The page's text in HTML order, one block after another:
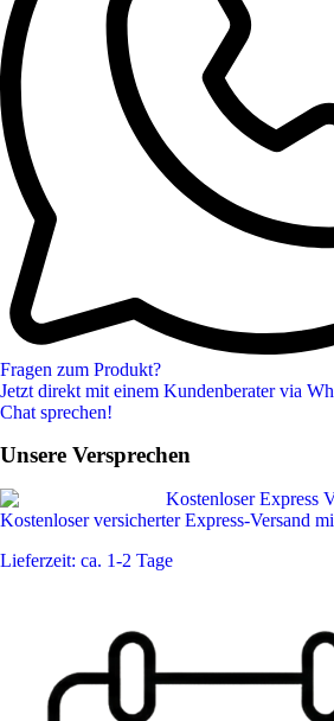
Fragen zum Produkt?
Jetzt direkt mit einem Kundenberater via
Chat sprechen!
Unsere Versprechen
Kostenloser versicherter Express-Versand
Lieferzeit: ca. 1-2 Tage